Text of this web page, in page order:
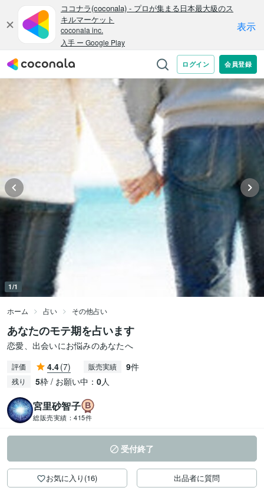
1/1
ホーム 占い その他占い
あなたのモテ期を占います
恋愛、出会いにお悩みのあなたへ
評価 4.4(7) 販売実績 9件
残り 5枠 / お願い中： 0人
宮里砂智子
総販売実績： 415件
受付終了
お気に入り(16) 出品者に質問